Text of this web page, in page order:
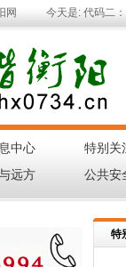
网 今天是: 代码二
中心 特别关
远方 公共安
特